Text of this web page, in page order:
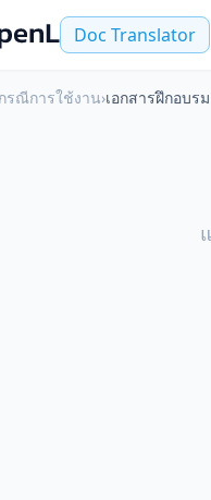
Doc Translator
กรณีการใช้งาน›เอกสารฝึกอบรม